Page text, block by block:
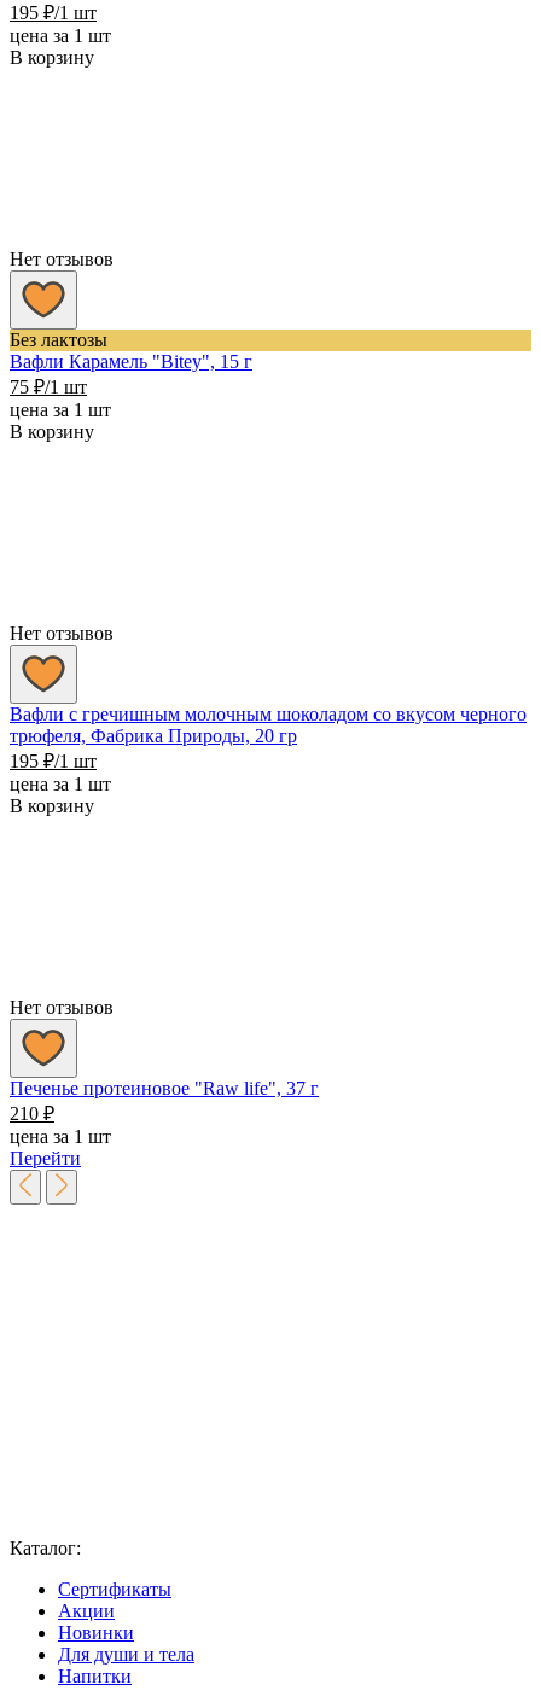
195 ₽/1 шт
цена за 1 шт
В корзину
Нет отзывов
Без лактозы
Вафли Карамель "Bitey", 15 г
75 ₽/1 шт
цена за 1 шт
В корзину
Нет отзывов
Вафли с гречишным молочным шоколадом со вкусом черного
трюфеля, Фабрика Природы, 20 гр
195 ₽/1 шт
цена за 1 шт
В корзину
Нет отзывов
Печенье протеиновое "Raw life", 37 г
210 ₽
цена за 1 шт
Перейти
Каталог:
Сертификаты
Акции
Новинки
Для души и тела
Напитки